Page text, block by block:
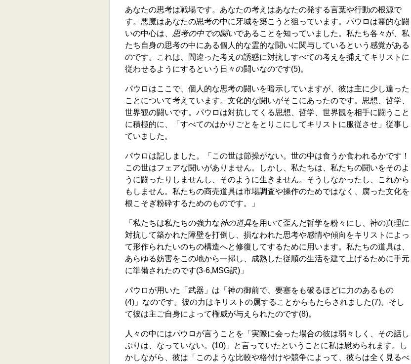
あなたの思考は戦場です。あなたの考えはあなたの発する言葉や行動の根源で
す。悪魔はあなたの思考の中に牙城を築こうと狙っています。パウロは霊的な闘
いの中心は、 思考の中での闘いであることを知っていました。私たち各々が、私
たち自身の思考の中にある個人的な霊的な闘いに関与しているという感覚がある
のです。これは、間違った考えの誘惑に対抗しすべての考えを捕えてキリストに
従わせるようにするという日々の闘いなのです(5)。
パウロはここで、個人的な思考の闘いを暗示していますが、彼は主に少し違った
ことについて考えています。文化的な闘いがそこにあったのです。思想、哲学、
世界観の闘いです。パウロは対抗してくる思想、哲学、世界観を相手に闘うこと
に積極的に、「すべてのはかりごとをとりこにしてキリストに服従させ」従事し
ていました。
パウロは記しました。「この世は節操がない。世の中は食うか食われるかです！
この世はフェアな闘いがありません。しかし、私たちは、私たちの闘いをそのよ
うに闘ったりしませんし、そのように生きません。そうしなかったし、これから
もしません。私たちの商売道具は市場調査や操作のためではなく、腐った文化を
根こそぎ粉砕するためのものです。」
「私たちは私たちの強力な神の道具を用いて歪んだ哲学を粉々にし、神の真理に
対抗して築かれた障壁を打倒し、損なわれた思考や感情や傾向をキリストによっ
て形作られたいのちの構造へと修復してするために用います。私たちの道具は、
あらゆる妨害をこの地から一掃し、成熟した従順の生活を建て上げるために手元
に準備されたのです(3-6,MSG訳)」
パウロが用いた「武器」は「神の御前で、要塞をも破るほどに力のあるもの
(4)」なのです。彼の力はキリストの属することからもたらされました(7)。そし
て彼は主ご自身によって権威が与えられたのです(8)。
人々の中にはパウロが言うことを「実際に会った場合の彼は弱々しく、その話し
ぶりは、なっていない。(10)」と言っていたということに私は慰められます。し
かしながら、彼は「このような比較や格付けや競争によって、彼らは全く見るべ